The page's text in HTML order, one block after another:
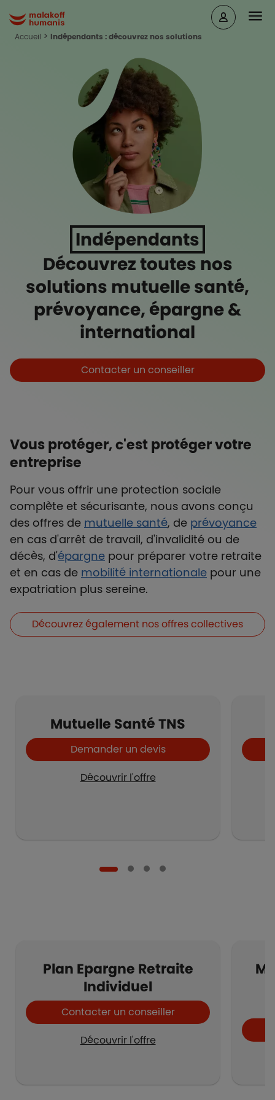
Malakoff Humanis Accueil
Accueil Indépendants : découvrez nos solutions
Indépendants
Découvrez toutes nos
solutions mutuelle santé,
prévoyance, épargne &
international
Boutons et liensContacter un conseiller
Vous protéger, c'est protéger votre
entreprise
Pour vous offrir une protection sociale
complète et sécurisante, nous avons conçu
des offres de mutuelle santé, de prévoyance
en cas d'arrêt de travail, d'invalidité ou de
décès, d'épargne pour préparer votre retraite
et en cas de mobilité internationale pour une
expatriation plus sereine.
Boutons et liens
Découvrez également nos offres collectives
Mutuelle Santé TNS
Demander un devis
Découvrir l'offre
Plan Epargne Retraite
Individuel
Contacter un conseiller
Découvrir l'offre